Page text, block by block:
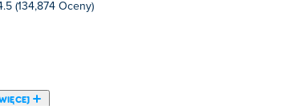
(134,874 Oceny)